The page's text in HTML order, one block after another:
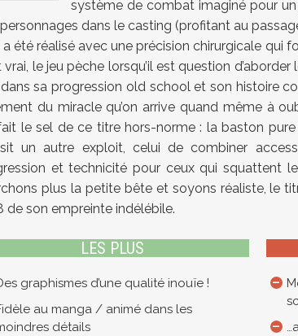
système de combat imaginé pour
dans le casting (profitant au
été réalisé avec une précision chirurgicale qui
vrai, le jeu pèche lorsqu’il est question
sa progression old school et son histoire
du miracle qu’on arrive quand même à
le sel de ce titre hors-norme : la baston
un autre exploit, celui de combiner
et technicité pour ceux qui squattent
plus la petite bête et soyons réaliste, le
de son empreinte indélébile.
LES PLUS
graphismes d’une qualité inouïe !
au manga / animé dans les
détails